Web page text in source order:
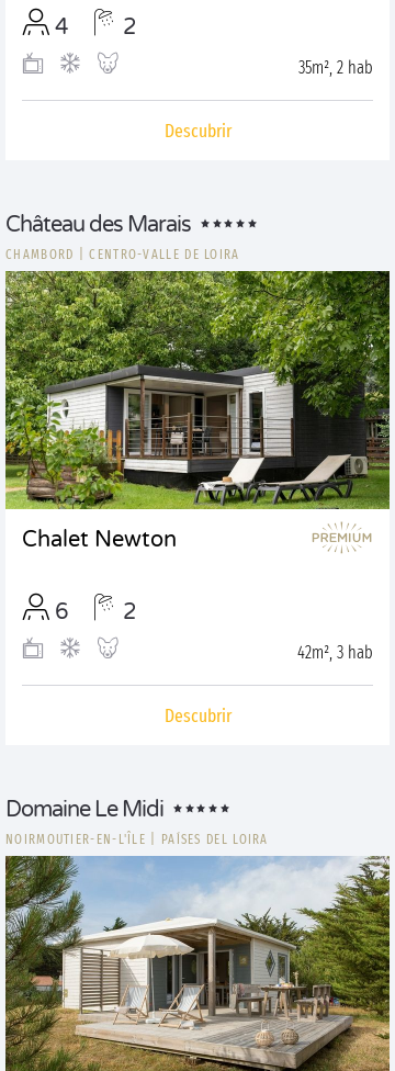
4 2
35m², 2 hab
Descubrir
Château des Marais
CHAMBORD |CENTRO-VALLE DE LOIRA
Chalet Newton
6 2
42m², 3 hab
Descubrir
Domaine Le Midi
NOIRMOUTIER-EN-L'ÎLE PAÍSES DEL LOIRA